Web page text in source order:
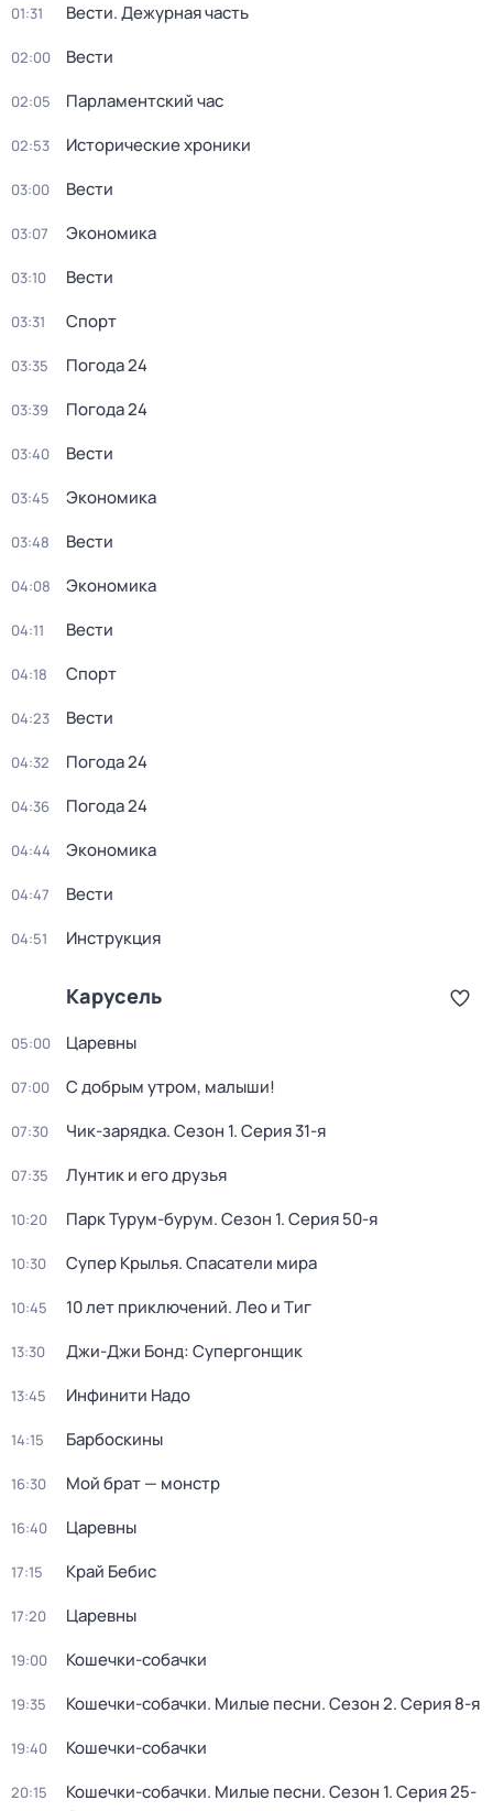
01:31 Вести. Дежурная часть
02:00 Вести
02:05 Парламентский час
02:53 Исторические хроники
03:00 Вести
03:07 Экономика
03:10 Вести
03:31 Спорт
03:35 Погода 24
03:39 Погода 24
03:40 Вести
03:45 Экономика
03:48 Вести
04:08 Экономика
04:11 Вести
04:18 Спорт
04:23 Вести
04:32 Погода 24
04:36 Погода 24
04:44 Экономика
04:47 Вести
04:51 Инструкция
Карусель
05:00 Царевны
07:00 С добрым утром, малыши!
07:30 Чик-зарядка. Сезон 1. Серия 31-я
07:35 Лунтик и его друзья
10:20 Парк Турум-бурум. Сезон 1. Серия 50-я
10:30 Супер Крылья. Спасатели мира
10:45 10 лет приключений. Лео и Тиг
13:30 Джи-Джи Бонд: Супергонщик
13:45 Инфинити Надо
14:15 Барбоскины
16:30 Мой брат — монстр
16:40 Царевны
17:15 Край Бебис
17:20 Царевны
19:00 Кошечки-собачки
19:35 Кошечки-собачки. Милые песни. Сезон 2. Серия 8-я
19:40 Кошечки-собачки
20:15 Кошечки-собачки. Милые песни. Сезон 1. Серия 25-